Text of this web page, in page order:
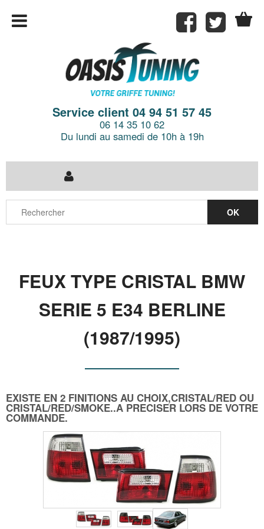
Service client 04 94 51 57 45
06 14 35 10 62
Du lundi au samedi de 10h à 19h
FEUX TYPE CRISTAL BMW
SERIE 5 E34 BERLINE
(1987/1995)
EXISTE EN 2 FINITIONS AU CHOIX,CRISTAL/RED OU
CRISTAL/RED/SMOKE..A PRECISER LORS DE VOTRE
COMMANDE.